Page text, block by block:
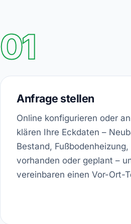
01
Anfrage stellen
Online konfigurieren oder
klären Ihre Eckdaten –
Bestand, Fußbodenheizung,
vorhanden oder geplant –
vereinbaren einen Vor-Ort-